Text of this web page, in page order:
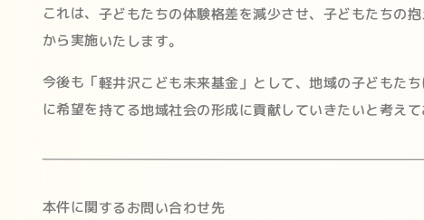
これは、子どもたちの体験格差を減少させ、子どもたちの
から実施いたします。
今後も「軽井沢こども未来基金」として、地域の子どもた
に希望を持てる地域社会の形成に貢献していきたいと考えて
本件に関するお問い合わせ先